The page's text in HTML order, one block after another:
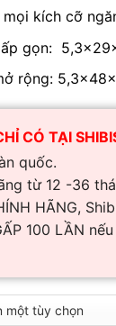
kích cỡ
gọn:
rộng:
CÓ TẠI
quốc.
từ 12 -36
HÃNG,
100 LẦN